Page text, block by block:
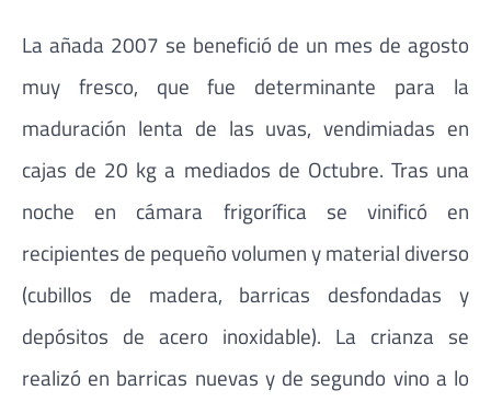
La añada 2007 se benefició de un mes de agosto
muy fresco, que fue determinante para la
maduración lenta de las uvas, vendimiadas en
cajas de 20 kg a mediados de Octubre. Tras una
noche en cámara frigorífica se vinificó en
recipientes de pequeño volumen y material diverso
(cubillos de madera, barricas desfondadas y
depósitos de acero inoxidable). La crianza se
realizó en barricas nuevas y de segundo vino a lo